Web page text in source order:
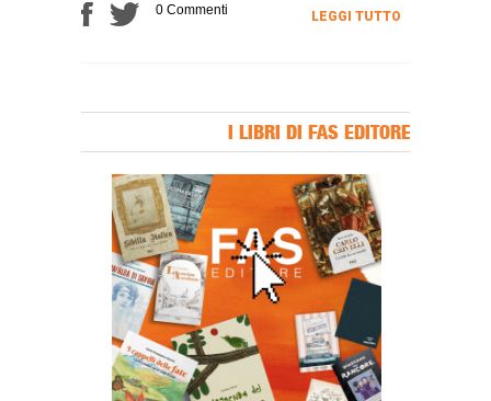
0 Commenti LEGGI TUTTO
I LIBRI DI FAS EDITORE